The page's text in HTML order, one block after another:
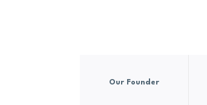
Our Founder